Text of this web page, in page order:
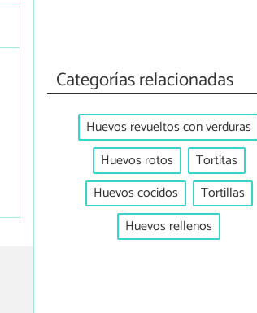
Categorías relacionadas
Huevos revueltos con verduras
Huevos rotos
Tortitas
Huevos cocidos
Tortillas
Huevos rellenos